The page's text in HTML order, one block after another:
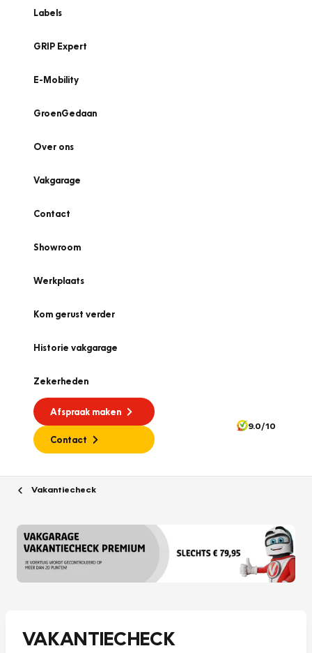
Labels
GRIP Expert
E-Mobility
GroenGedaan
Over ons
Vakgarage
Contact
Showroom
Werkplaats
Kom gerust verder
Historie vakgarage
Zekerheden
Afspraak maken
Contact
9.0/10
Vakantiecheck
VAKANTIECHECK